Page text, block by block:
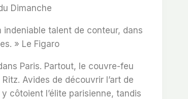
Dimanche
indeniable talent de conteur, dans
» Le Figaro
Paris. Partout, le couvre-feu
Avides de découvrir l’art de
côtoient l’élite parisienne, tandis